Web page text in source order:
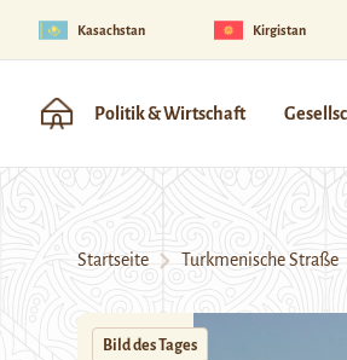
Kasachstan Kirgistan
Politik & Wirtschaft
Startseite Turkmenische Straße
Bild des Tages